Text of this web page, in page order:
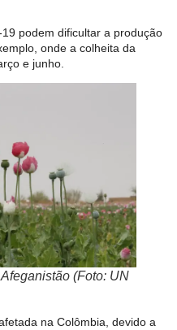
podem dificultar a produção
onde a colheita da
e junho.
(Foto: UN
na Colômbia, devido a